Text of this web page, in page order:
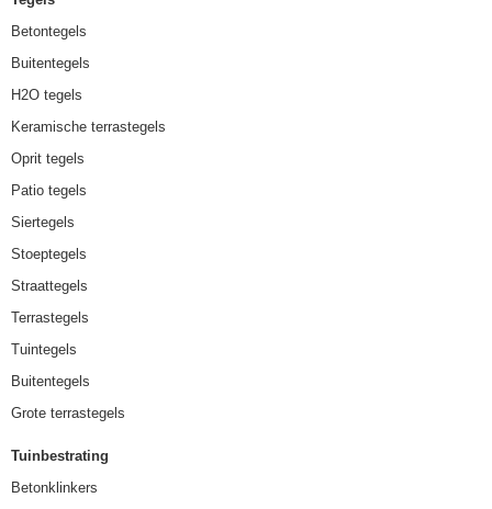
Betontegels
Buitentegels
H2O tegels
Keramische terrastegels
Oprit tegels
Patio tegels
Siertegels
Stoeptegels
Straattegels
Terrastegels
Tuintegels
Buitentegels
Grote terrastegels
Tuinbestrating
Betonklinkers